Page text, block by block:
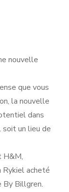
nouvelle
que vous
la nouvelle
dans
soit un lieu de
H&M,
Rykiel acheté
By Billgren.